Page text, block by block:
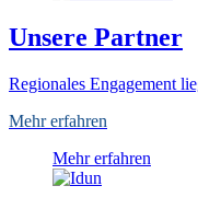
Unsere Partner
Regionales Engagement
Mehr erfahren
Mehr erfahren